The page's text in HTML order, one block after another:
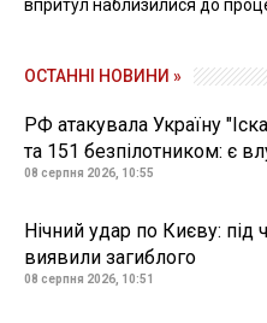
впритул наблизилися до
ОСТАННІ НОВИНИ »
РФ атакувала Україну
та 151 безпілотником: є
08 серпня 2026, 10:55
Нічний удар по Києву: під
виявили загиблого
08 серпня 2026, 10:51